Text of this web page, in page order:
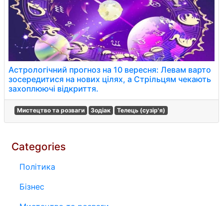
Астрологічний прогноз на 10 вересня: Левам варто
зосередитися на нових цілях, а Стрільцям чекають
захоплюючі відкриття.
Мистецтво та розваги Зодіак Телець (сузір'я)
Categories
Політика
Бізнес